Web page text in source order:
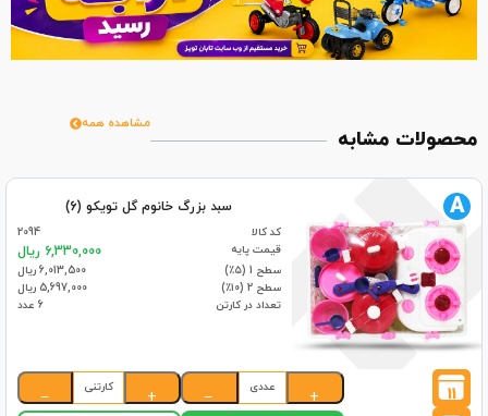
محصولات مشابه
مشاهده همه
سبد بزرگ خانوم گل تویکو (6)
کد کالا
2094
قیمت پایه
6,330,000 ریال
سطح 1 (۵٪)
6,013,500 ریال
سطح 2 (۱۰٪)
5,697,000 ریال
تعداد در کارتن
6 عدد
11
A
+
عددی
−
+
کارتنی
−